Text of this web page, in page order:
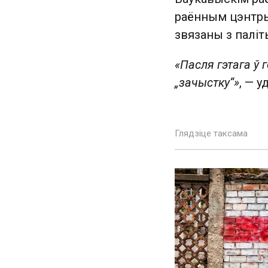
раённым
звязаны з
«Пасля гэтага ў
„зачыстку“», —
Глядзіце таксама